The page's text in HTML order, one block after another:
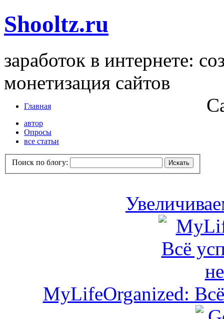
Shooltz.ru
заработок в интернете:
монетизация сайтов
Главная
автор
Опросы
все статьи
Поиск по блогу:
MyLifeOrganized: